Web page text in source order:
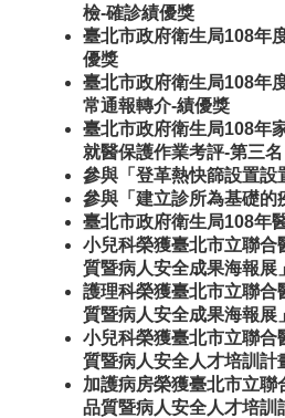
檢-確診績優獎
臺北市政府衛生局108年
優獎
臺北市政府衛生局108年
常通報轉介-績優獎
臺北市政府衛生局108年
就醫保護作業考評-第三名
參與「登革熱快篩設置設
參與「建立診所為基礎的
臺北市政府衛生局108年
小兒科榮獲臺北市立聯合
質暨病人安全成果海報展
護理科榮獲臺北市立聯合
質暨病人安全成果海報展
小兒科榮獲臺北市立聯合
質暨病人安全人才培訓計
加護病房榮獲臺北市立聯
品質暨病人安全人才培訓